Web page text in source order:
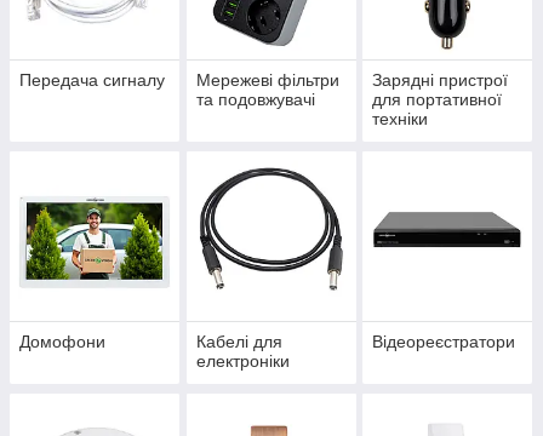
Передача сигналу
Мережеві фільтри
та подовжувачі
Зарядні пристрої
для портативної
техніки
Домофони
Кабелі для
електроніки
Відеореєстратори